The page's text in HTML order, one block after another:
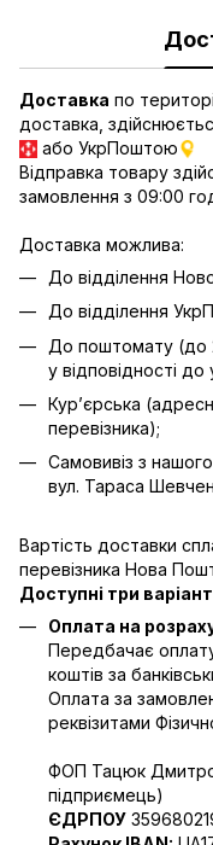
Доставка по
доставка,
або УкрПоштою
Відправка товару
замовлення з 09:00
Доставка можлива:
До відділення
До відділення
До поштомату (до
у відповідності
Кур’єрська
перевізника);
Самовивіз з
вул. Тараса
Вартість доставки
перевізника Нова
Доступні три
Оплата на
Передбачає
коштів за
Оплата за
реквізитами
ФОП Тацюк
пiдприємець)
ЄДРПОУ